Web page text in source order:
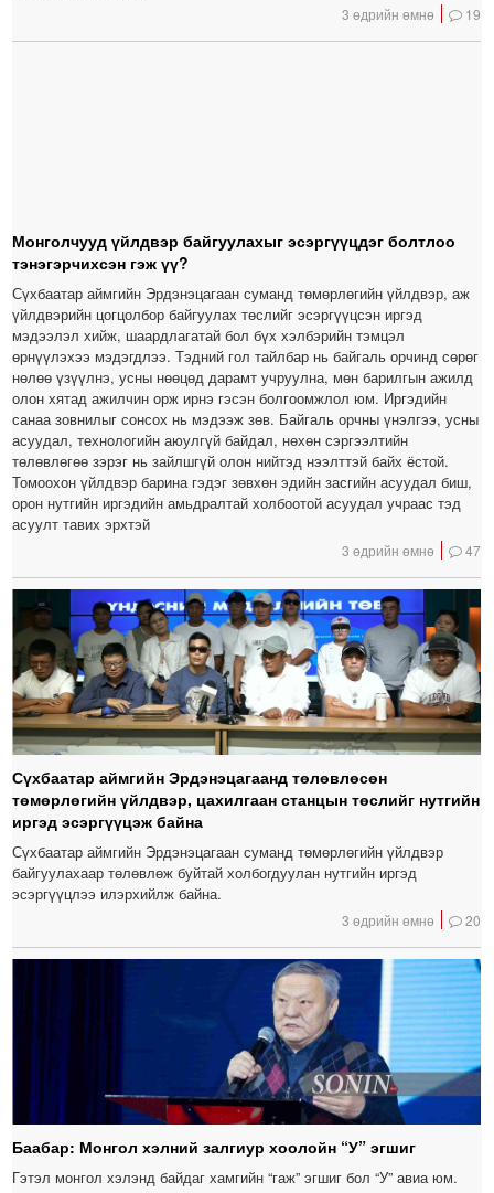
3 өдрийн өмнө 19
Монголчууд үйлдвэр байгуулахыг эсэргүүцдэг болтлоо
тэнэгэрчихсэн гэж үү?
Сүхбаатар аймгийн Эрдэнэцагаан суманд төмөрлөгийн үйлдвэр, аж
үйлдвэрийн цогцолбор байгуулах төслийг эсэргүүцсэн иргэд
мэдээлэл хийж, шаардлагатай бол бүх хэлбэрийн тэмцэл
өрнүүлэхээ мэдэгдлээ. Тэдний гол тайлбар нь байгаль орчинд сөрөг
нөлөө үзүүлнэ, усны нөөцөд дарамт учруулна, мөн барилгын ажилд
олон хятад ажилчин орж ирнэ гэсэн болгоомжлол юм. Иргэдийн
санаа зовнилыг сонсох нь мэдээж зөв. Байгаль орчны үнэлгээ, усны
асуудал, технологийн аюулгүй байдал, нөхөн сэргээлтийн
төлөвлөгөө зэрэг нь зайлшгүй олон нийтэд нээлттэй байх ёстой.
Томоохон үйлдвэр барина гэдэг зөвхөн эдийн засгийн асуудал биш,
орон нутгийн иргэдийн амьдралтай холбоотой асуудал учраас тэд
асуулт тавих эрхтэй
3 өдрийн өмнө 47
Сүхбаатар аймгийн Эрдэнэцагаанд төлөвлөсөн
төмөрлөгийн үйлдвэр, цахилгаан станцын төслийг нутгийн
иргэд эсэргүүцэж байна
Сүхбаатар аймгийн Эрдэнэцагаан суманд төмөрлөгийн үйлдвэр
байгуулахаар төлөвлөж буйтай холбогдуулан нутгийн иргэд
эсэргүүцлээ илэрхийлж байна.
3 өдрийн өмнө 20
Баабар: Монгол хэлний залгиур хоолойн “У” эгшиг
Гэтэл монгол хэлэнд байдаг хамгийн “гаж” эгшиг бол “У” авиа юм.